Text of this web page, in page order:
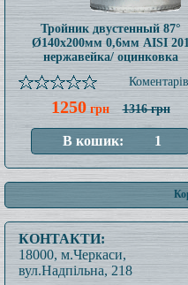
Тройник двустенный 87°
Ø140x200мм 0,6мм AISI
нержавейка/ оцинковка
1250грн 1316 грн
КОНТАКТИ:
18000, м.Черкаси,
вул.Надпільна, 218